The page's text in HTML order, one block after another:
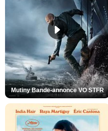
Mutiny Bande-annonce VO STFR